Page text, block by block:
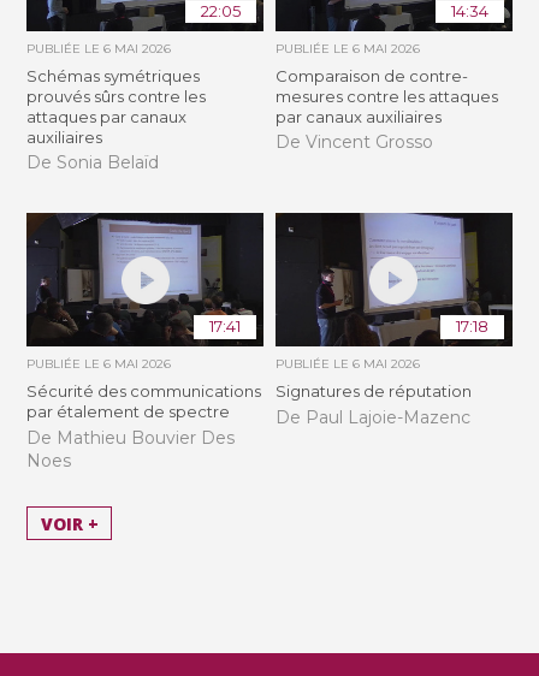
22:05
PUBLIÉE LE6 MAI 2026
Schémas symétriques
prouvés sûrs contre les
attaques par canaux
auxiliaires
De Sonia Belaïd
14:34
PUBLIÉE LE 6 MAI 2026
Comparaison de contre-
mesures contre les attaques
par canaux auxiliaires
De Vincent Grosso
17:41
PUBLIÉE LE6 MAI 2026
Sécurité des communications
par étalement de spectre
De Mathieu Bouvier Des
Noes
17:18
PUBLIÉE LE 6 MAI 2026
Signatures de réputation
De Paul Lajoie-Mazenc
VOIR +